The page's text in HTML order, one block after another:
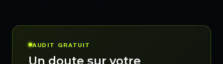
AUDIT GRATUIT
Un doute sur votre